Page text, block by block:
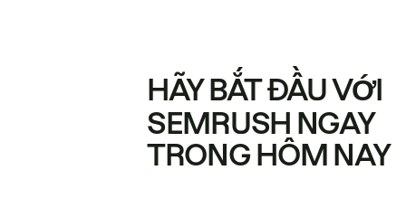
HÃY BẮT ĐẦU VỚI
SEMRUSH NGAY
TRONG HÔM NAY